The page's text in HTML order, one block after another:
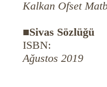
Kalkan Ofset
■Sivas Sözlüğü
ISBN:
Ağustos 2019